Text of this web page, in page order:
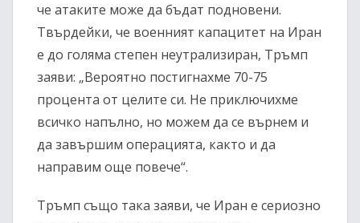
че атаките може да бъдат подновени.
Твърдейки, че военният капацитет на Иран
е до голяма степен неутрализиран, Тръмп
заяви: „Вероятно постигнахме 70-75
процента от целите си. Не приключихме
всичко напълно, но можем да се върнем и
да завършим операцията, както и да
направим още повече“.
Тръмп също така заяви, че Иран е сериозно